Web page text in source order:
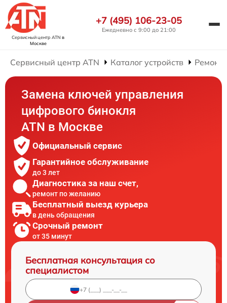
Сервисный центр ATN в
Москве
+7 (495) 106-23-05
Ежедневно с 9:00 до 21:00
Сервисный центр ATN Каталог устройств Ремонт
Замена ключей управления
цифрового бинокля
ATN в Москве
Официальный сервис
Гарантийное обслуживание
до 3 лет
Диагностика за наш счет,
ремонт по желанию
Бесплатный выезд курьера
в день обращения
Срочный ремонт
от 35 минут
Бесплатная консультация со
специалистом